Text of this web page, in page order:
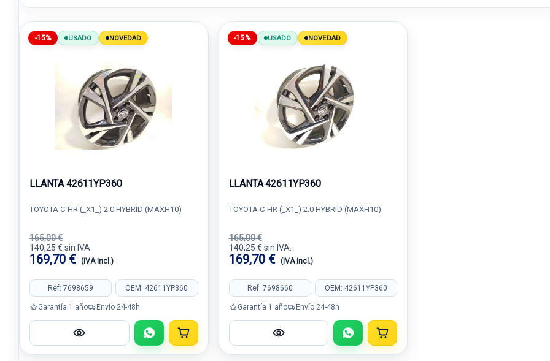
-15% USADO NOVEDAD
LLANTA 42611YP360
TOYOTA C-HR (_X1_) 2.0 HYBRID (MAXH10)
165,00 €
140,25 € sin IVA.
169,70 € (IVA incl.)
Ref: 7698659 OEM: 42611YP360
Garantía 1 año Envío 24-48h
-15% USADO NOVEDAD
LLANTA 42611YP360
TOYOTA C-HR (_X1_) 2.0 HYBRID (MAXH10)
165,00 €
140,25 € sin IVA.
169,70 € (IVA incl.)
Ref: 7698660 OEM: 42611YP360
Garantía 1 año Envío 24-48h